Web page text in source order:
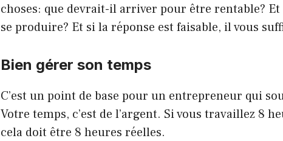
choses: que devrait-il arriver pour être rentable?
se produire? Et si la réponse est faisable, il vous
Bien gérer son temps
C’est un point de base pour un entrepreneur qui
Votre temps, c’est de l’argent. Si vous travaillez 8
cela doit être 8 heures réelles.